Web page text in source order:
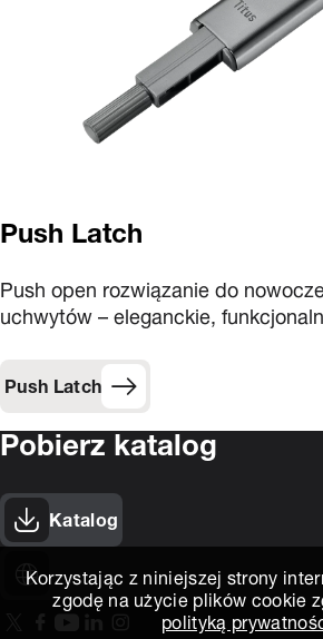
Korzystając z niniejszej strony
zgodę na użycie plików cookie
polityką
Push Latch
Push open rozwiązanie do
uchwytów – eleganckie,
Push Latch
Pobierz katalog
Katalog
(Opens in new window)
On our Facebook page
(Opens in new window)
On our Youtube page
(Opens in new window)
(Opens in new window)
On our Instagram page
(Opens in new window)